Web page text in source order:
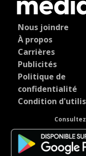
Nous joindre
À propos
Carrières
Publicités
Politique de
confidentialité
Condition